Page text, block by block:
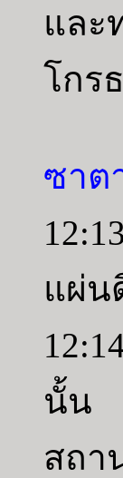
และ
โกร
ซาต
แผ่น
นั้น
สถา